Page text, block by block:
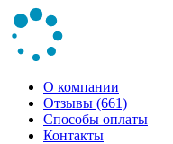
О компании
Отзывы (661)
Способы оплаты
Контакты